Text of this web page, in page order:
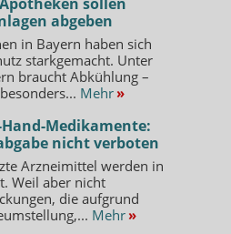
abgeben
in Bayern haben sich
starkgemacht. Unter
braucht Abkühlung –
Mehr »
Hand-Medikamente:
nicht verboten
Arzneimittel werden in
Weil aber nicht
die aufgrund
Mehr »